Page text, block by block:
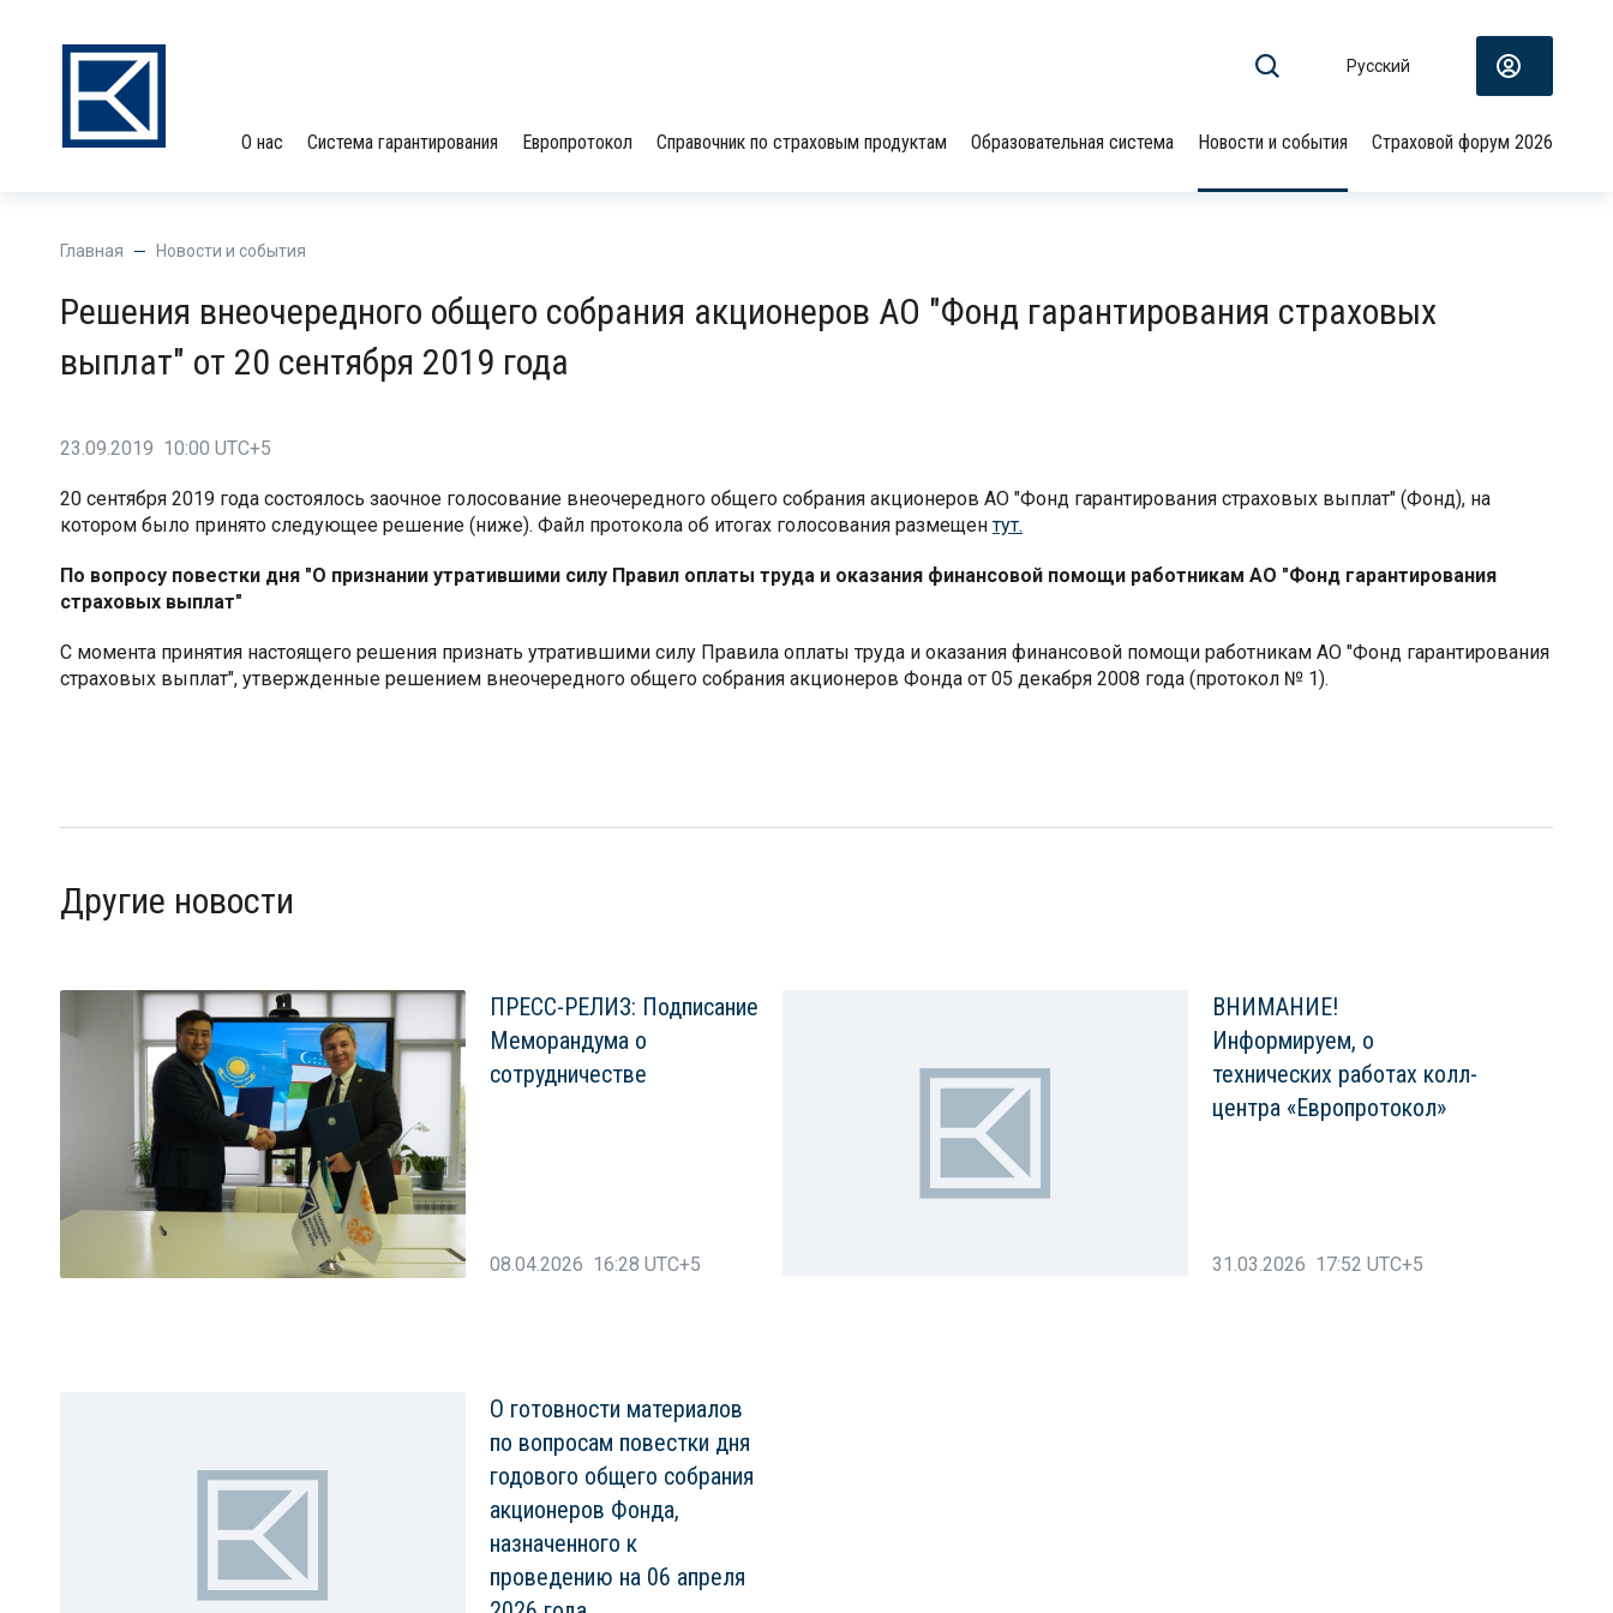
Русский
О нас Система гарантирования Европротокол Справочник по страховым продуктам Образовательная система Новости и события Страховой форум 2026
Главная Новости и события
Решения внеочередного общего собрания акционеров АО "Фонд гарантирования страховых
выплат" от 20 сентября 2019 года
23.09.2019 10:00 UTC+5
20 сентября 2019 года состоялось заочное голосование внеочередного общего собрания акционеров АО "Фонд гарантирования страховых выплат" (Фонд), на
котором было принято следующее решение (ниже). Файл протокола об итогах голосования размещентут.
По вопросу повестки дня "О признании утратившими силу Правил оплаты труда и оказания финансовой помощи работникам АО "Фонд гарантирования
страховых выплат"
С момента принятия настоящего решения признать утратившими силу Правила оплаты труда и оказания финансовой помощи работникам АО "Фонд гарантирования
страховых выплат", утвержденные решением внеочередного общего собрания акционеров Фонда от 05 декабря 2008 года (протокол № 1).
Другие новости
ПРЕСС-РЕЛИЗ: Подписание
Меморандума о
сотрудничестве
08.04.2026 16:28 UTC+5
ВНИМАНИЕ!
Информируем, о
технических работах колл-
центра «Европротокол»
31.03.2026 17:52 UTC+5
О готовности материалов
по вопросам повестки дня
годового общего собрания
акционеров Фонда,
назначенного к
проведению на 06 апреля